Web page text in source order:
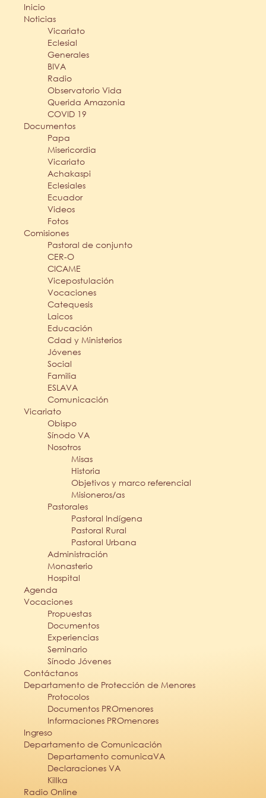
Inicio
Noticias
Vicariato
Eclesial
Generales
BIVA
Radio
Observatorio Vida
Querida Amazonia
COVID 19
Documentos
Papa
Misericordia
Vicariato
Achakaspi
Eclesiales
Ecuador
Videos
Fotos
Comisiones
Pastoral de conjunto
CER-O
CICAME
Vicepostulación
Vocaciones
Catequesis
Laicos
Educación
Cdad y Ministerios
Jóvenes
Social
Familia
ESLAVA
Comunicación
Vicariato
Obispo
Sínodo VA
Nosotros
Misas
Historia
Objetivos y marco referencial
Misioneros/as
Pastorales
Pastoral Indígena
Pastoral Rural
Pastoral Urbana
Administración
Monasterio
Hospital
Agenda
Vocaciones
Propuestas
Documentos
Experiencias
Seminario
Sínodo Jóvenes
Contáctanos
Departamento de Protección de Menores
Protocolos
Documentos PROmenores
Informaciones PROmenores
Ingreso
Departamento de Comunicación
Departamento comunicaVA
Declaraciones VA
Killka
Radio Online